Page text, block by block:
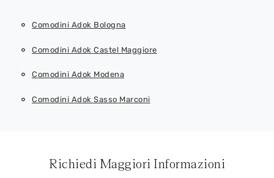
Comodini Adok Bologna
Comodini Adok Castel Maggiore
Comodini Adok Modena
Comodini Adok Sasso Marconi
Richiedi Maggiori Informazioni